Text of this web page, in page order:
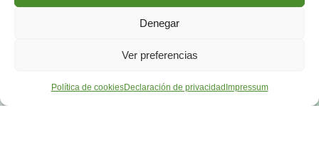
Denegar
Ver preferencias
Política de cookiesDeclaración de privacidad Impressum